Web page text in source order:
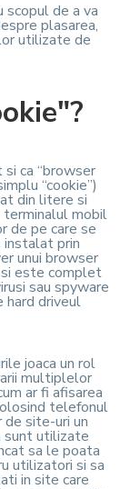
scopul de a va
plasarea,
utilizate de
si ca “browser
“cookie”)
din litere si
terminalul mobil
de pe care se
instalat prin
unui browser
si este complet
sau spyware
hard driveul
joaca un rol
multiplelor
ar fi afisarea
telefonul
site-uri un
sunt utilizate
sa le poata
utilizatori si sa
in site care